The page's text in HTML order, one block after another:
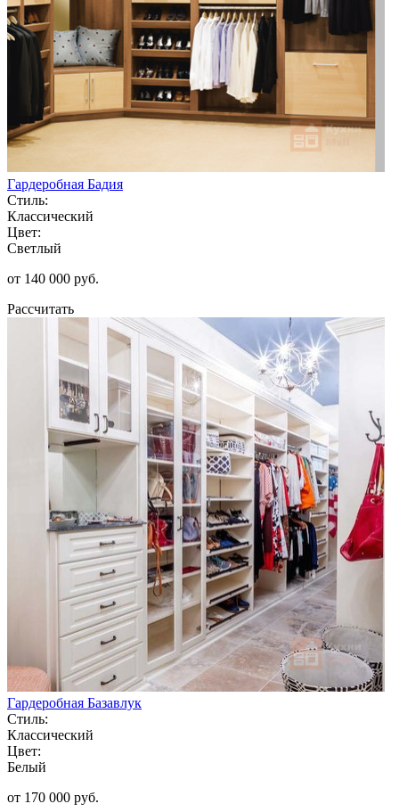
Гардеробная Бадия
Стиль:
Классический
Цвет:
Светлый
от 140 000 руб.
Рассчитать
Гардеробная Базавлук
Стиль:
Классический
Цвет:
Белый
от 170 000 руб.